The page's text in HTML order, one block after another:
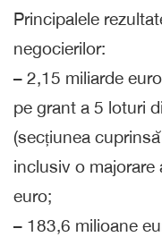
Principalele
negocierilor:
– 2,15 miliarde
pe grant a 5 loturi
(secțiunea
inclusiv o
euro;
– 183,6 milioane